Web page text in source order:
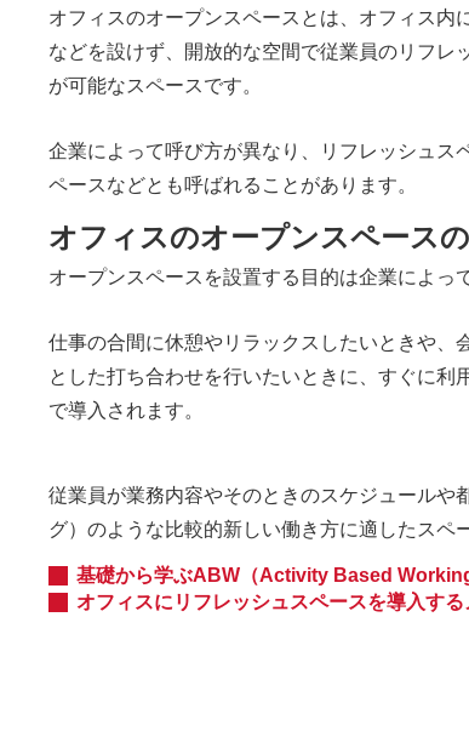
オフィスのオープンスペースとは、オフィス内
などを設けず、開放的な空間で従業員のリフレ
が可能なスペースです。
企業によって呼び方が異なり、リフレッシュス
ペースなどとも呼ばれることがあります。
オフィスのオープンスペース
オープンスペースを設置する目的は企業によっ
仕事の合間に休憩やリラックスしたいときや、
とした打ち合わせを行いたいときに、すぐに利
で導入されます。
従業員が業務内容やそのときのスケジュールや
グ）のような比較的新しい働き方に適したスペ
基礎から学ぶABW（Activity Based
オフィスにリフレッシュスペースを導入す